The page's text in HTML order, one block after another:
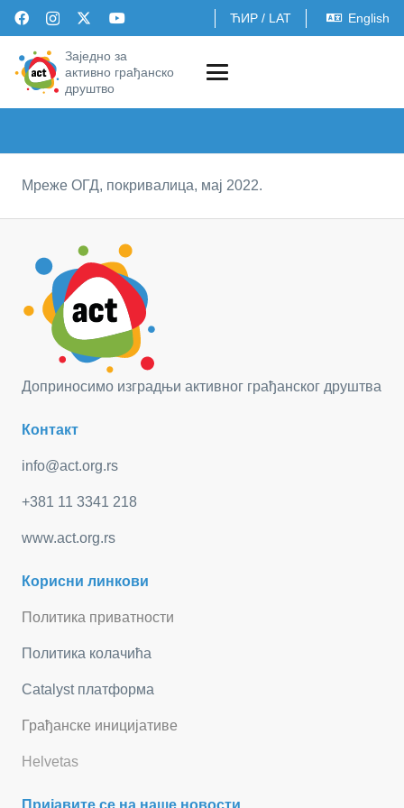
ЋИР / LAT English
Заједно за
активно грађанско
друштво
Мреже ОГД, покривалица, мај 2022.
Доприносимо изградњи активног грађанског друштва
Контакт
info@act.org.rs
+381 11 3341 218
www.act.org.rs
Корисни линкови
Политика приватности
Политика колачића
Catalyst платформа
Грађанске иницијативе
Helvetas
Пријавите се на наше новости